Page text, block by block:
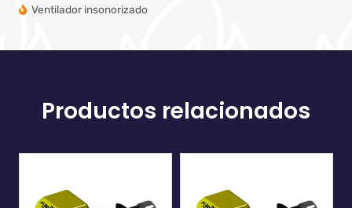
Ventilador insonorizado
Productos relacionados